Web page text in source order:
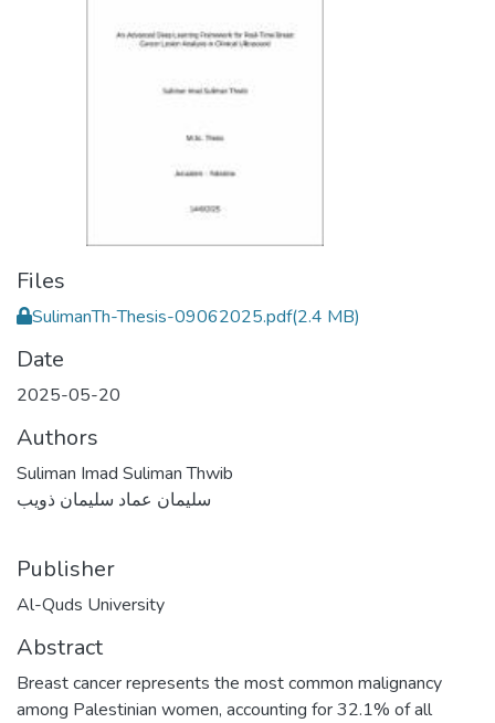
Files
SulimanTh-Thesis-09062025.pdf(2.4 MB)
Date
2025-05-20
Authors
Suliman Imad Suliman Thwib
سليمان عماد سليمان ذويب
Publisher
Al-Quds University
Abstract
Breast cancer represents the most common malignancy
among Palestinian women, accounting for 32.1% of all